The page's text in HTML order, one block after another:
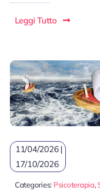
Leggi Tutto
11/04/2026 |
17/10/2026
Categories: Psicoterapia,